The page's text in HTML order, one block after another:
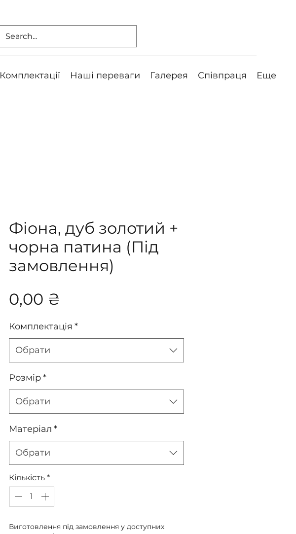
Комплектації Наші переваги Галерея Співпраця Еще
Фіона, дуб золотий +
чорна патина (Під
замовлення)
0,00 ₴
Комплектація *
Обрати
Розмір*
Обрати
Матеріал *
Обрати
Кількість *
Виготовлення під замовлення у доступних